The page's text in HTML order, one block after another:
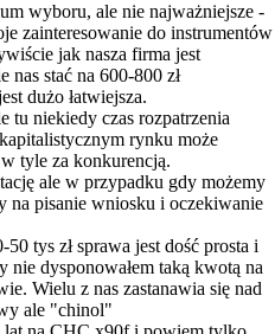
wyboru, ale nie najważniejsze -
zainteresowanie do instrumentów
jak nasza firma jest
nas stać na 600-800 zł
dużo łatwiejsza.
tu niekiedy czas rozpatrzenia
rynku może
tyle za konkurencją.
ale w przypadku gdy możemy
na pisanie wniosku i oczekiwanie
tys zł sprawa jest dość prosta i
nie dysponowałem taką kwotą na
Wielu z nas zastanawia się nad
ale "chinol"